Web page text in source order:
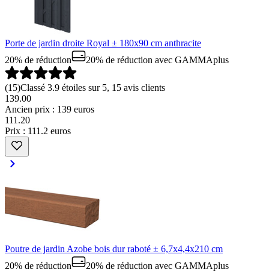
Porte de jardin droite Royal ± 180x90 cm anthracite
20% de réduction
20% de réduction avec GAMMAplus
(15)Classé 3.9 étoiles sur 5, 15 avis clients
139.00
Ancien prix : 139 euros
111.20
Prix : 111.2 euros
Poutre de jardin Azobe bois dur raboté ± 6,7x4,4x210 cm
20% de réduction
20% de réduction avec GAMMAplus